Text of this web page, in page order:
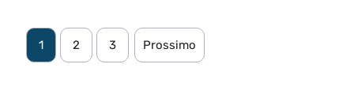
1 2 3 Prossimo